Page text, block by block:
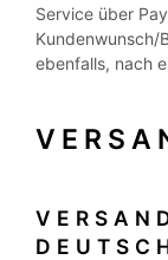
Service über
Kundenwunsch/
ebenfalls, nach